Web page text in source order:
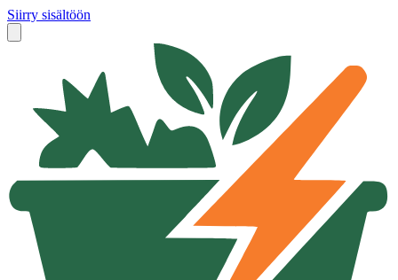
Siirry sisältöön